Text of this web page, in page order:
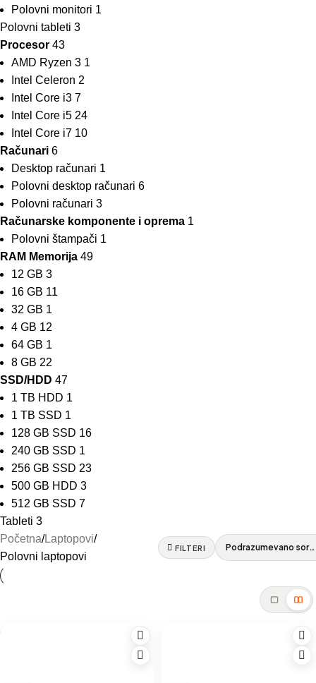
Polovni monitori 1
Polovni tableti 3
Procesor 43
AMD Ryzen 3 1
Intel Celeron 2
Intel Core i3 7
Intel Core i5 24
Intel Core i7 10
Računari 6
Desktop računari 1
Polovni desktop računari 6
Polovni računari 3
Računarske komponente i oprema 1
Polovni štampači 1
RAM Memorija 49
12 GB 3
16 GB 11
32 GB 1
4 GB 12
64 GB 1
8 GB 22
SSD/HDD 47
1 TB HDD 1
1 TB SSD 1
128 GB SSD 16
240 GB SSD 1
256 GB SSD 23
500 GB HDD 3
512 GB SSD 7
Tableti 3
Početna Laptopovi
Polovni laptopovi
FILTERI